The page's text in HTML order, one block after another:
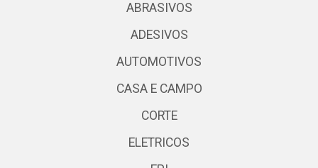
ABRASIVOS
ADESIVOS
AUTOMOTIVOS
CASA E CAMPO
CORTE
ELETRICOS